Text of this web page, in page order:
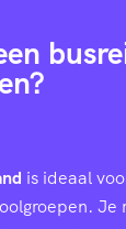
is ideaal
Je